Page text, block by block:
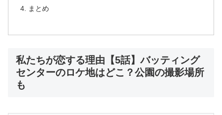
まとめ
私たちが恋する理由【5話】バッティング
センターのロケ地はどこ？公園の撮影場所
も